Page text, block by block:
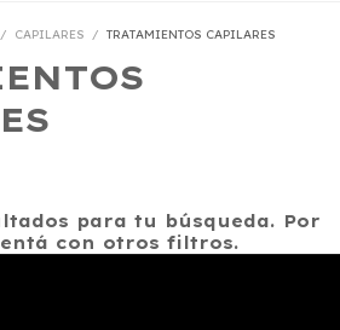
/ CAPILARES / TRATAMIENTOS CAPILARES
para tu búsqueda. Por
con otros filtros.